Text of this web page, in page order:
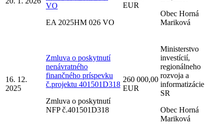
VO
EA 2025HM 026 VO
EUR
Obec Horná
Mariková
16. 12.
2025
Zmluva o poskytnutí
nenávratného
finančného príspevku
č.projektu 401501D318
Zmluva o poskytnutí
NFP č.401501D318
260 000,00
EUR
Ministerstvo
investícií,
regionálneho
rozvoja a
informatizácie
SR
Obec Horná
Mariková